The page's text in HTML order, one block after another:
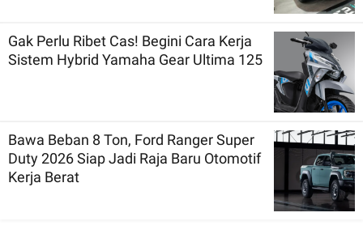
Gak Perlu Ribet Cas! Begini Cara Kerja
Sistem Hybrid Yamaha Gear Ultima 125
Bawa Beban 8 Ton, Ford Ranger Super
Duty 2026 Siap Jadi Raja Baru Otomotif
Kerja Berat